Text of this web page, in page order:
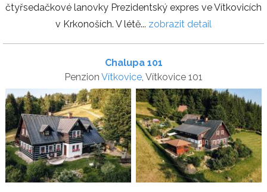
čtyřsedačkové lanovky Prezidentský expres ve Vítkovicích
v Krkonoších. V létě... zobrazit detail
Chalupa 101
Penzion Vítkovice, Vítkovice 101